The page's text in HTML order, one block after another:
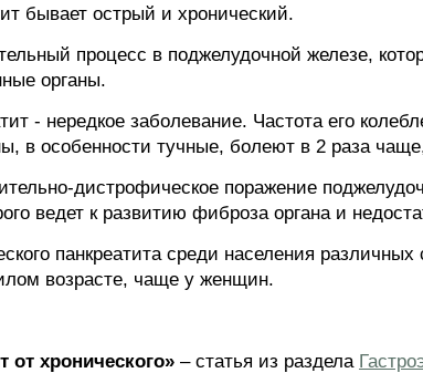
бывает острый и хронический.
процесс в поджелудочной железе,
органы.
- нередкое заболевание. Частота его
в особенности тучные, болеют в 2 раза
дистрофическое поражение
ведет к развитию фиброза органа и
панкреатита среди населения
возрасте, чаще у женщин.
от хронического» – статья из раздела